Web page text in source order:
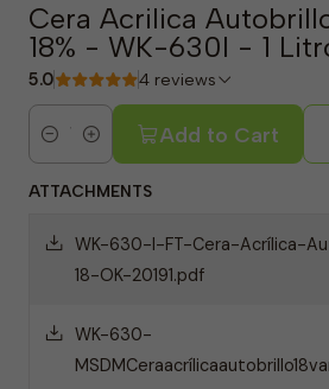
Cera Acrilica
18% - WK-630I - 1
5.0 4 reviews
Quantity
Add to Cart
ATTACHMENTS
WK-630-I-FT-Cera-Acrílica-
18-OK-20191.pdf
WK-630-